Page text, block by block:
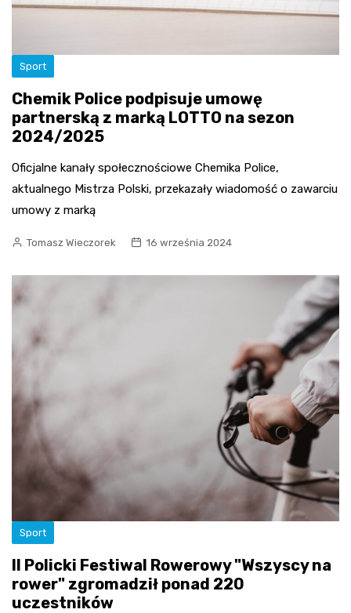
Sport
Chemik Police podpisuje umowę
partnerską z marką LOTTO na sezon
2024/2025
Oficjalne kanały społecznościowe Chemika Police,
aktualnego Mistrza Polski, przekazały wiadomość o zawarciu
umowy z marką
Tomasz Wieczorek 16 września 2024
Sport
II Policki Festiwal Rowerowy "Wszyscy na
rower" zgromadził ponad 220
uczestników